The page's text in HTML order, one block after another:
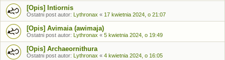
[Opis] Intiornis
Ostatni post autor: Lythronax « 17 kwietnia 2024, o 21:07
[Opis] Avimaia (awimaja)
Ostatni post autor: Lythronax « 5 kwietnia 2024, o 19:49
[Opis] Archaeornithura
Ostatni post autor: Lythronax « 4 kwietnia 2024, o 16:05